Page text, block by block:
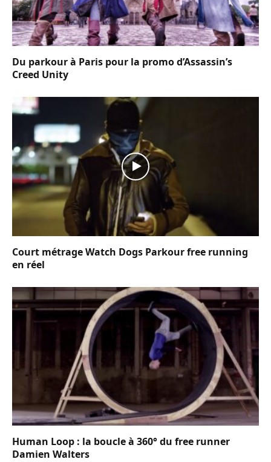
Du parkour à Paris pour la promo d’Assassin’s
Creed Unity
Court métrage Watch Dogs Parkour free running
en réel
Human Loop : la boucle à 360° du free runner
Damien Walters